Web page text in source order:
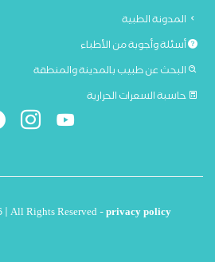
المدونة الطبية
أسئلة وأجوبة من الأطباء
البحث عن طبيب بالمدينة والمنطقة
حاسبة السعرات الحرارية
All Rights Reserved -privacy policy